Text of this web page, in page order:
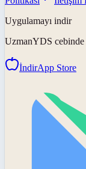
Uygulamayı indir
UzmanYDS
İndirApp Store